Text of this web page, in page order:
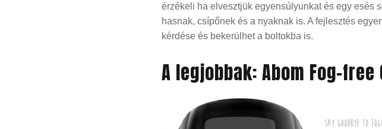
érzékeli ha elvesztjük egyensúlyunkat és egy esés
hasnak, csípőnek és a nyaknak is. A fejlesztés
kérdése és bekerülhet a boltokba is.
A legjobbak: Abom Fog-free